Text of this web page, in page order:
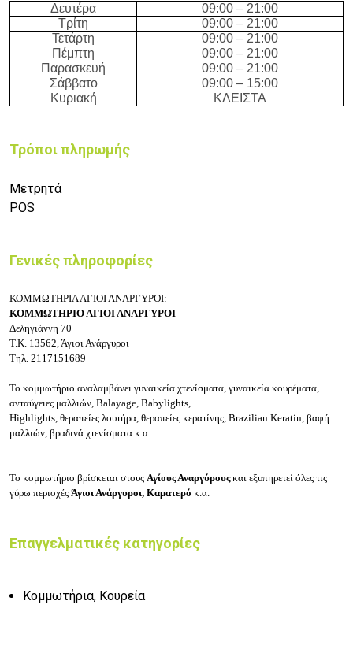
Δευτέρα 09:00 – 21:00
Τρίτη
09:00 – 21:00
Τετάρτη
09:00 – 21:00
Πέμπτη
09:00 – 21:00
Παρασκευή
09:00 – 21:00
Σάββατο
09:00 – 15:00
Κυριακή
ΚΛΕΙΣΤΑ
Τρόποι πληρωμής
Μετρητά
POS
Γενικές πληροφορίες
ΚΟΜΜΩΤΗΡΙΑ ΑΓΙΟΙ ΑΝΑΡΓΥΡΟΙ:
ΚΟΜΜΩΤΗΡΙΟ ΑΓΙΟΙ ΑΝΑΡΓΥΡΟΙ
Δεληγιάννη 70
Τ.Κ. 13562, Άγιοι Ανάργυροι
Τηλ. 2117151689
Το κομμωτήριο αναλαμβάνει γυναικεία χτενίσματα, γυναικεία κουρέματα,
ανταύγειες μαλλιών, Balayage, Babylights,
Highlights, θεραπείες λουτήρα, θεραπείες κερατίνης, Brazilian Keratin, βαφή
μαλλιών, βραδινά χτενίσματα κ.α.
Το κομμωτήριο βρίσκεται στους Αγίους Αναργύρουςκαι εξυπηρετεί όλες τις
γύρω περιοχές Άγιοι Ανάργυροι, Καματερό κ.α.
Επαγγελματικές κατηγορίες
Κομμωτήρια, Κουρεία